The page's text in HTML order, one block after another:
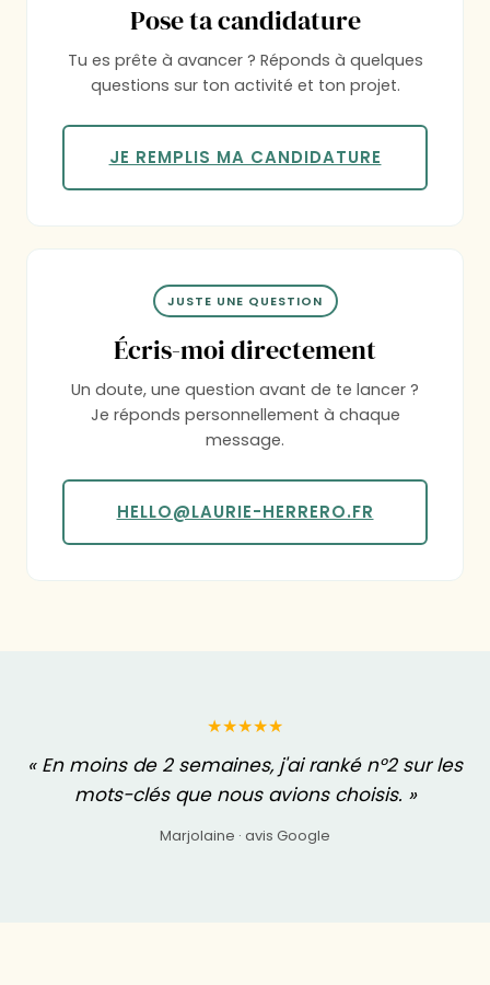
Pose ta candidature
Tu es prête à avancer ? Réponds à quelques
questions sur ton activité et ton projet.
JE REMPLIS MA CANDIDATURE
JUSTE UNE QUESTION
Écris-moi directement
Un doute, une question avant de te lancer ?
Je réponds personnellement à chaque
message.
HELLO@LAURIE-HERRERO.FR
★★★★★
« En moins de 2 semaines, j'ai ranké n°2 sur les
mots-clés que nous avions choisis. »
Marjolaine · avis Google